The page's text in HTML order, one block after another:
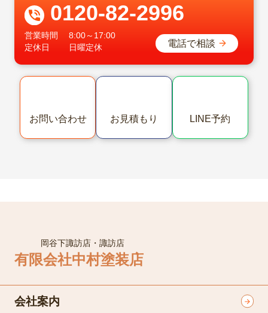
0120-82-2996
営業時間
8:00～17:00
定休日
日曜定休 電話で相談
お問い合わせ お見積もり LINE予約
岡谷下諏訪店・諏訪店
有限会社中村塗装店
会社案内